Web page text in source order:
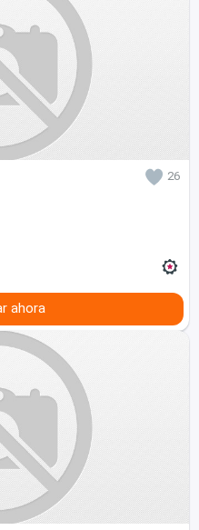
26
ahora